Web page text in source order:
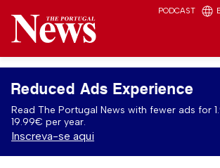
PODCAST
Reduced Ads Experience
Read The Portugal News with fewer ads for
19.99€ per year.
Inscreva-se aqui